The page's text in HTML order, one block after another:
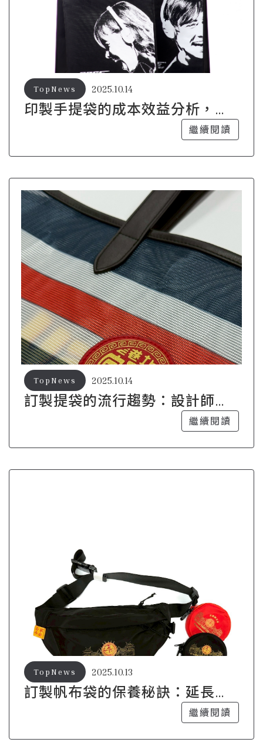
印製手提袋的成本效益分析，助
2025.10.14
TopNews
繼續閱讀
訂製提袋的流行趨勢：設計師的
2025.10.14
TopNews
繼續閱讀
訂製帆布袋的保養秘訣：延長使
2025.10.13
TopNews
繼續閱讀